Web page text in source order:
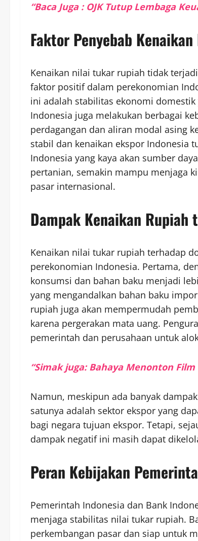
“Baca Juga : OJK Tutup Lembaga
Faktor Penyebab
Kenaikan nilai tukar rupiah tidak
faktor positif dalam perekonomian
ini adalah stabilitas ekonomi
Indonesia juga melakukan berbagai
perdagangan dan aliran modal asing
stabil dan kenaikan ekspor Indonesia
Indonesia yang kaya akan sumber
pertanian, semakin mampu menjaga
pasar internasional.
Dampak Kenaikan Rupiah
Kenaikan nilai tukar rupiah terhadap
perekonomian Indonesia. Pertama,
konsumsi dan bahan baku menjadi
yang mengandalkan bahan baku
rupiah juga akan mempermudah
karena pergerakan mata uang.
pemerintah dan perusahaan untuk
“Simak juga: Bahaya Menonton
Namun, meskipun ada banyak
satunya adalah sektor ekspor yang
bagi negara tujuan ekspor. Tetapi,
dampak negatif ini masih dapat
Peran Kebijakan
Pemerintah Indonesia dan Bank
menjaga stabilitas nilai tukar rupiah.
perkembangan pasar dan siap untuk